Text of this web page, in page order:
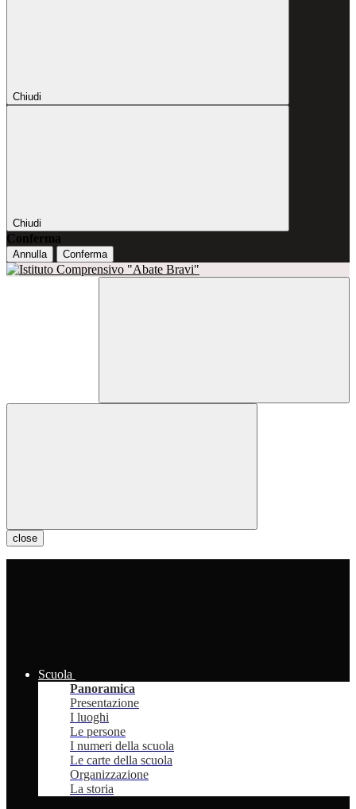
Chiudi
Chiudi
Conferma
Annulla Conferma
close
Scuola
Panoramica
Presentazione
I luoghi
Le persone
I numeri della scuola
Le carte della scuola
Organizzazione
La storia